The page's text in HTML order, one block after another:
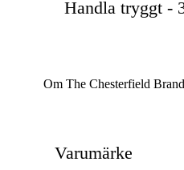
Handla tryggt -
Om The Chesterfield
Varumärke